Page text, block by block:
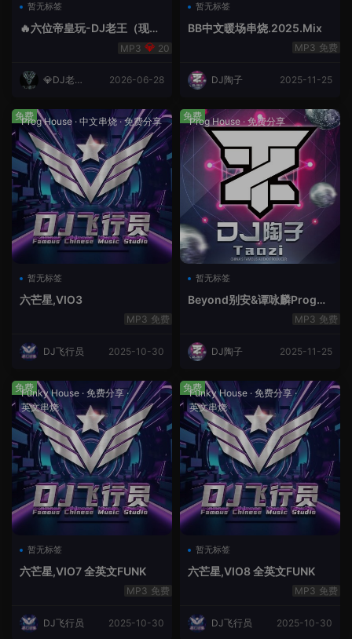
暂无标签
🔥六位帝皇玩-DJ老王（现场
20
💎DJ老王
2026-06-28
暂无标签
BB中文暖场串烧.2025.Mix
免费
DJ陶子 2025-11-25
Prog House · 中文串烧·免费分享
暂无标签
六芒星,VIO3
免费
DJ飞行员 2025-10-30
免费 Prog House·免费分享
暂无标签
Beyond别安&谭咏麟ProgHo
免费
DJ陶子 2025-11-25
免费
Funky House · 免费分享·
英文串烧
暂无标签
六芒星,VIO7 全英文FUNK
免费
DJ飞行员 2025-10-30
免费 Funky House · 免费分享·
英文串烧
暂无标签
六芒星,VIO8 全英文FUNK
免费
DJ飞行员 2025-10-30
免费